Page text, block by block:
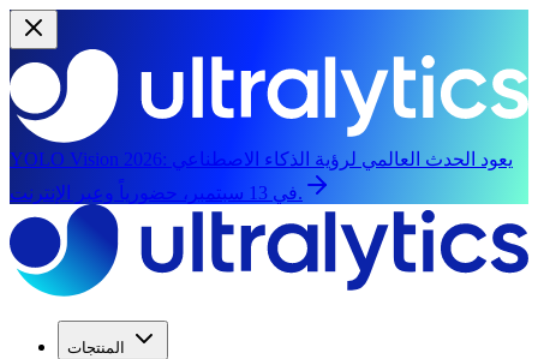
YOLO Vision 2026: يعود الحدث العالمي لرؤية الذكاء الاصطناعي
في 13 سبتمبر، حضورياً وعبر الإنترنت.
المنتجات